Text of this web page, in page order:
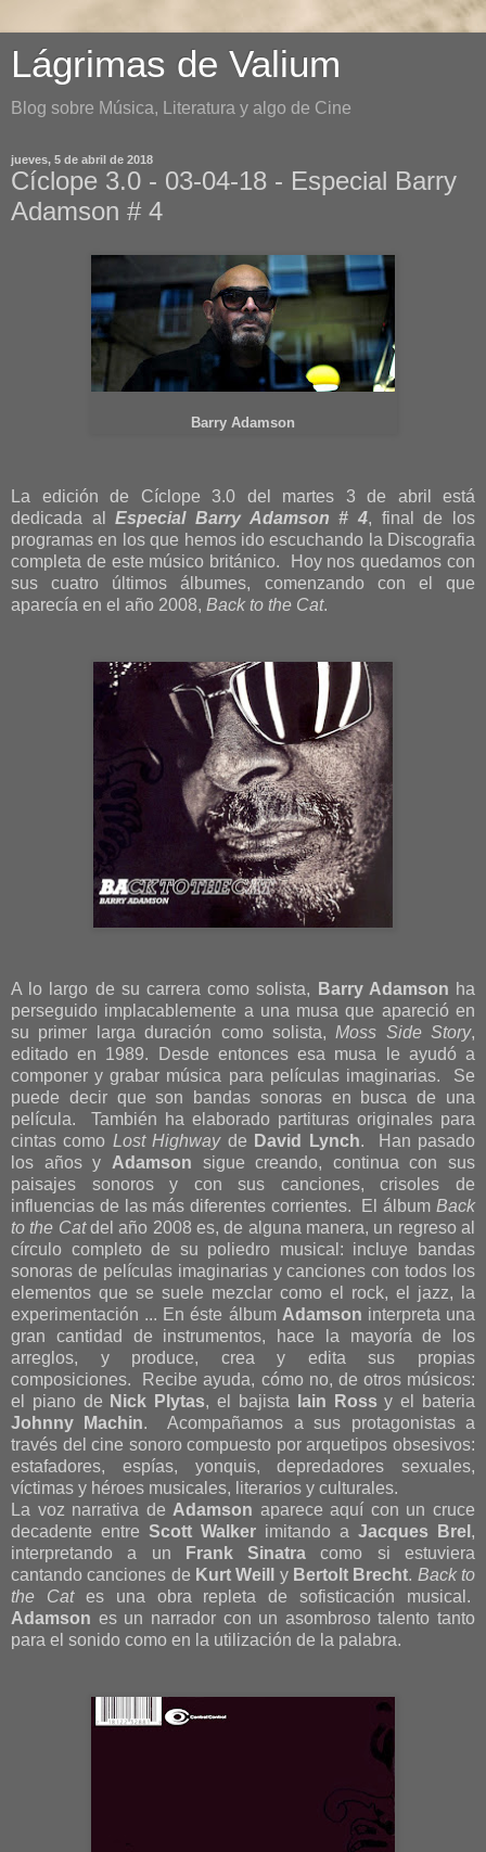
Lágrimas de Valium
Blog sobre Música, Literatura y algo de Cine
jueves, 5 de abril de 2018
Cíclope 3.0 - 03-04-18 - Especial Barry
Adamson # 4
Barry Adamson
La edición de Cíclope 3.0 del martes 3 de abril está
dedicada alEspecial Barry Adamson # 4, final de los
programas en los que hemos ido escuchando la Discografia
completa de este músico británico. Hoy nos quedamos con
sus cuatro últimos álbumes, comenzando con el que
aparecía en el año 2008, Back to the Cat.
A lo largo de su carrera como solista, Barry Adamson ha
perseguido implacablemente a una musa que apareció en
su primer larga duración como solista,Moss Side Story,
editado en 1989. Desde entonces esa musa le ayudó a
componer y grabar música para películas imaginarias. Se
puede decir que son bandas sonoras en busca de una
película. También ha elaborado partituras originales para
cintas como Lost Highwayde David Lynch. Han pasado
los años y Adamson sigue creando, continua con sus
paisajes sonoros y con sus canciones, crisoles de
influencias de las más diferentes corrientes. El álbum Back
to the Catdel año 2008 es, de alguna manera, un regreso al
círculo completo de su poliedro musical: incluye bandas
sonoras de películas imaginarias y canciones con todos los
elementos que se suele mezclar como el rock, el jazz, la
experimentación ... En éste álbum Adamson interpreta una
gran cantidad de instrumentos, hace la mayoría de los
arreglos, y produce, crea y edita sus propias
composiciones. Recibe ayuda, cómo no, de otros músicos:
el piano de Nick Plytas, el bajista Iain Rossy el bateria
Johnny Machin. Acompañamos a sus protagonistas a
través del cine sonoro compuesto por arquetipos obsesivos:
estafadores, espías, yonquis, depredadores sexuales,
víctimas y héroes musicales, literarios y culturales.
La voz narrativa de Adamson aparece aquí con un cruce
decadente entre Scott Walker imitando a Jacques Brel ,
interpretando a un
Frank Sinatra como si estuviera
cantando canciones de Kurt Weill y Bertolt Brecht. Back to
the Cates una obra repleta de sofisticación musical.
Adamson es un narrador con un asombroso talento tanto
para el sonido como en la utilización de la palabra.